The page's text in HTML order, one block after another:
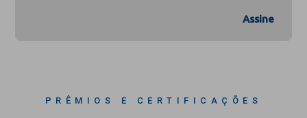
Assine
PRÊMIOS E CERTIFICAÇÕES